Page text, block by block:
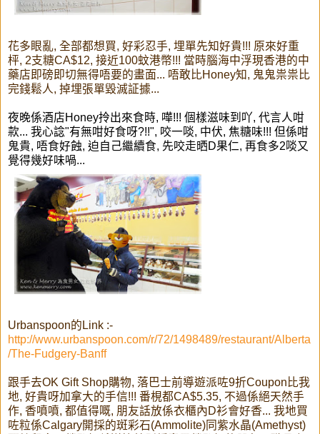
花多眼亂, 全部都想買, 好彩忍手, 埋單先知好貴!!! 原來好重
枰, 2支糖CA$12, 接近100蚊港幣!!! 當時腦海中浮現香港的中
藥店即磅即切無得唔要的畫面... 唔敢比Honey知, 鬼鬼祟祟比
完錢鬆人, 掉埋張單毀滅証據...
夜晚係酒店Honey拎出來食時, 嘩!!! 個樣滋味到吖, 代言人咁
款... 我心諗"有無咁好食呀?!!", 咬一啖, 中伏, 焦糖味!!! 但係咁
鬼貴, 唔食好蝕, 迫自己繼續食, 先咬走晒D果仁, 再食多2啖又
覺得幾好味喎...
Urbanspoon的Link :-
http://www.urbanspoon.com/r/72/1498489/restaurant/Alberta
/The-Fudgery-Banff
跟手去OK Gift Shop購物, 落巴士前導遊派咗9折Coupon比我
地, 好貴呀加拿大的手信!!! 番梘都CA$5.35, 不過係絕天然手
作, 香噴噴, 都值得嘅, 朋友話放係衣櫃內D衫會好香... 我地買
咗粒係Calgary開採的斑彩石(Ammolite)同紫水晶(Amethyst)